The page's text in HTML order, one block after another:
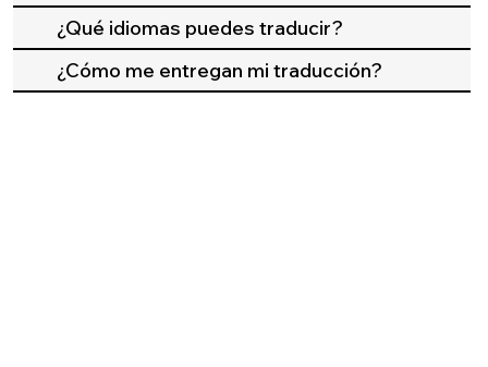
¿Qué idiomas puedes traducir?
¿Cómo me entregan mi traducción?